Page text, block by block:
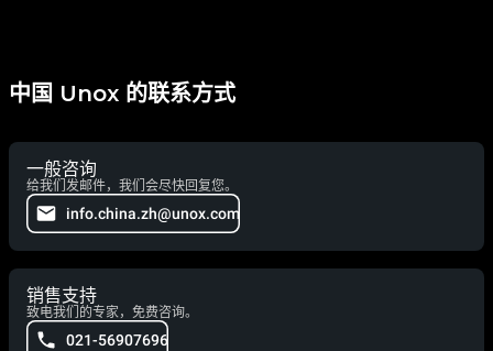
中国 Unox 的联系方式
一般咨询
给我们发邮件，我们会尽快回复您。
info.china.zh@unox.com
销售支持
致电我们的专家，免费咨询。
021-56907696